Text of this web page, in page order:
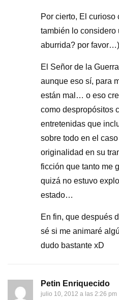
Por cierto, El curioso
también lo
aburrida? por favor…)
El Señor de la
aunque eso sí, para
están mal… o eso
como despropósitos
entretenidas que
sobre todo en el
originalidad en su
ficción que tanto me
quizá no estuvo
estado…
En fin, que después
sé si me animaré
dudo bastante xD
Petin Enriquecido
julio 10, 2012 a las 2:26 pm